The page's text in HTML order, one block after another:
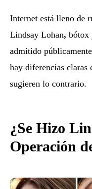
Internet está lleno de
Lindsay Lohan, bótox
admitido
hay diferencias claras
sugieren lo contrario.
¿Se Hizo
Operación